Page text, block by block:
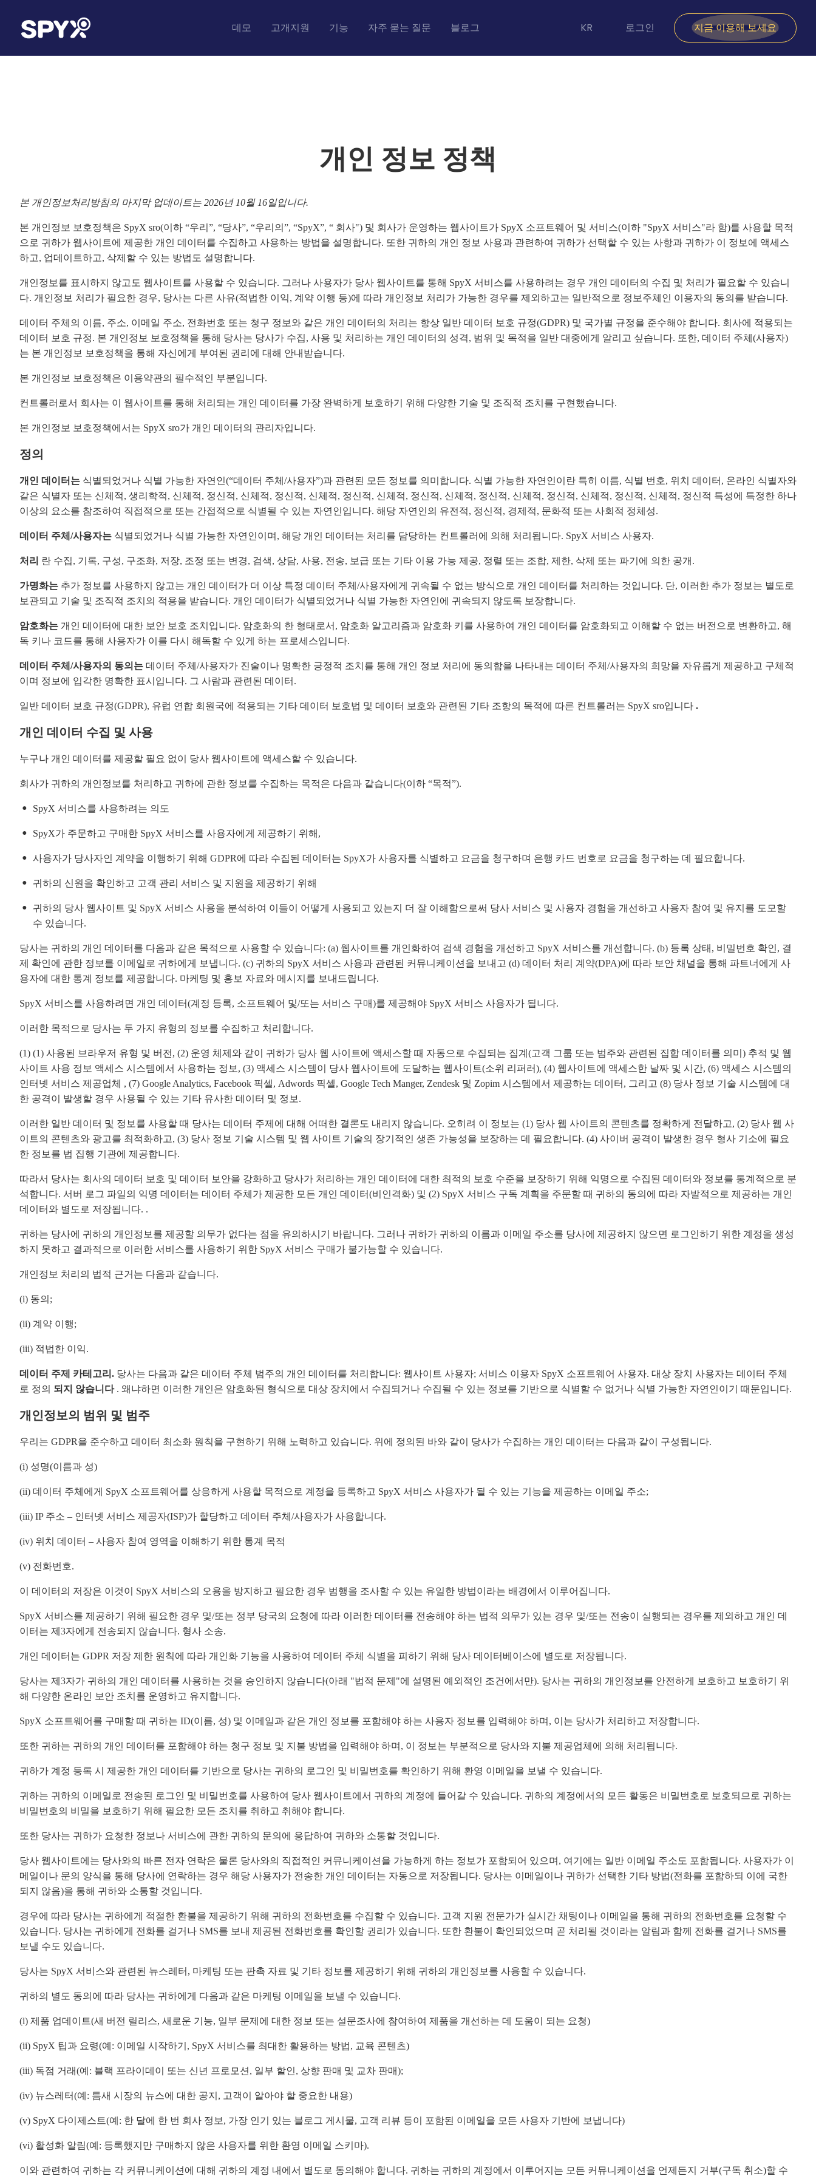
데모 고개지원 기능 자주 묻는 질문 블로그 KR 로그인 지금 이용해 보세요
개인 정보 정책
본 개인정보처리방침의 마지막 업데이트는 2026년 10월 16일입니다.
본 개인정보 보호정책은 SpyX sro(이하 “우리”, “당사”, “우리의”, “SpyX”, “ 회사") 및 회사가 운영하는 웹사이트가 SpyX 소프트웨어 및 서비스(이하 "SpyX 서비스"라 함)를 사용할 목적
으로 귀하가 웹사이트에 제공한 개인 데이터를 수집하고 사용하는 방법을 설명합니다. 또한 귀하의 개인 정보 사용과 관련하여 귀하가 선택할 수 있는 사항과 귀하가 이 정보에 액세스
하고, 업데이트하고, 삭제할 수 있는 방법도 설명합니다.
개인정보를 표시하지 않고도 웹사이트를 사용할 수 있습니다. 그러나 사용자가 당사 웹사이트를 통해 SpyX 서비스를 사용하려는 경우 개인 데이터의 수집 및 처리가 필요할 수 있습니
다. 개인정보 처리가 필요한 경우, 당사는 다른 사유(적법한 이익, 계약 이행 등)에 따라 개인정보 처리가 가능한 경우를 제외하고는 일반적으로 정보주체인 이용자의 동의를 받습니다.
데이터 주체의 이름, 주소, 이메일 주소, 전화번호 또는 청구 정보와 같은 개인 데이터의 처리는 항상 일반 데이터 보호 규정(GDPR) 및 국가별 규정을 준수해야 합니다. 회사에 적용되는
데이터 보호 규정. 본 개인정보 보호정책을 통해 당사는 당사가 수집, 사용 및 처리하는 개인 데이터의 성격, 범위 및 목적을 일반 대중에게 알리고 싶습니다. 또한, 데이터 주체(사용자)
는 본 개인정보 보호정책을 통해 자신에게 부여된 권리에 대해 안내받습니다.
본 개인정보 보호정책은 이용약관의 필수적인 부분입니다.
컨트롤러로서 회사는 이 웹사이트를 통해 처리되는 개인 데이터를 가장 완벽하게 보호하기 위해 다양한 기술 및 조직적 조치를 구현했습니다.
본 개인정보 보호정책에서는 SpyX sro가 개인 데이터의 관리자입니다.
정의
개인 데이터는 식별되었거나 식별 가능한 자연인(“데이터 주체/사용자”)과 관련된 모든 정보를 의미합니다. 식별 가능한 자연인이란 특히 이름, 식별 번호, 위치 데이터, 온라인 식별자와
같은 식별자 또는 신체적, 생리학적, 신체적, 정신적, 신체적, 정신적, 신체적, 정신적, 신체적, 정신적, 신체적, 정신적, 신체적, 정신적, 신체적, 정신적, 신체적, 정신적 특성에 특정한 하나
이상의 요소를 참조하여 직접적으로 또는 간접적으로 식별될 수 있는 자연인입니다. 해당 자연인의 유전적, 정신적, 경제적, 문화적 또는 사회적 정체성.
데이터 주체/사용자는 식별되었거나 식별 가능한 자연인이며, 해당 개인 데이터는 처리를 담당하는 컨트롤러에 의해 처리됩니다. SpyX 서비스 사용자.
처리 란 수집, 기록, 구성, 구조화, 저장, 조정 또는 변경, 검색, 상담, 사용, 전송, 보급 또는 기타 이용 가능 제공, 정렬 또는 조합, 제한, 삭제 또는 파기에 의한 공개.
가명화는 추가 정보를 사용하지 않고는 개인 데이터가 더 이상 특정 데이터 주체/사용자에게 귀속될 수 없는 방식으로 개인 데이터를 처리하는 것입니다. 단, 이러한 추가 정보는 별도로
보관되고 기술 및 조직적 조치의 적용을 받습니다. 개인 데이터가 식별되었거나 식별 가능한 자연인에 귀속되지 않도록 보장합니다.
암호화는 개인 데이터에 대한 보안 보호 조치입니다. 암호화의 한 형태로서, 암호화 알고리즘과 암호화 키를 사용하여 개인 데이터를 암호화되고 이해할 수 없는 버전으로 변환하고, 해
독 키나 코드를 통해 사용자가 이를 다시 해독할 수 있게 하는 프로세스입니다.
데이터 주체/사용자의 동의는 데이터 주체/사용자가 진술이나 명확한 긍정적 조치를 통해 개인 정보 처리에 동의함을 나타내는 데이터 주체/사용자의 희망을 자유롭게 제공하고 구체적
이며 정보에 입각한 명확한 표시입니다. 그 사람과 관련된 데이터.
일반 데이터 보호 규정(GDPR), 유럽 연합 회원국에 적용되는 기타 데이터 보호법 및 데이터 보호와 관련된 기타 조항의 목적에 따른 컨트롤러는 SpyX sro입니다 .
개인 데이터 수집 및 사용
누구나 개인 데이터를 제공할 필요 없이 당사 웹사이트에 액세스할 수 있습니다.
회사가 귀하의 개인정보를 처리하고 귀하에 관한 정보를 수집하는 목적은 다음과 같습니다(이하 “목적”).
SpyX 서비스를 사용하려는 의도
SpyX가 주문하고 구매한 SpyX 서비스를 사용자에게 제공하기 위해,
사용자가 당사자인 계약을 이행하기 위해 GDPR에 따라 수집된 데이터는 SpyX가 사용자를 식별하고 요금을 청구하며 은행 카드 번호로 요금을 청구하는 데 필요합니다.
귀하의 신원을 확인하고 고객 관리 서비스 및 지원을 제공하기 위해
귀하의 당사 웹사이트 및 SpyX 서비스 사용을 분석하여 이들이 어떻게 사용되고 있는지 더 잘 이해함으로써 당사 서비스 및 사용자 경험을 개선하고 사용자 참여 및 유지를 도모할
수 있습니다.
당사는 귀하의 개인 데이터를 다음과 같은 목적으로 사용할 수 있습니다: (a) 웹사이트를 개인화하여 검색 경험을 개선하고 SpyX 서비스를 개선합니다. (b) 등록 상태, 비밀번호 확인, 결
제 확인에 관한 정보를 이메일로 귀하에게 보냅니다. (c) 귀하의 SpyX 서비스 사용과 관련된 커뮤니케이션을 보내고 (d) 데이터 처리 계약(DPA)에 따라 보안 채널을 통해 파트너에게 사
용자에 대한 통계 정보를 제공합니다. 마케팅 및 홍보 자료와 메시지를 보내드립니다.
SpyX 서비스를 사용하려면 개인 데이터(계정 등록, 소프트웨어 및/또는 서비스 구매)를 제공해야 SpyX 서비스 사용자가 됩니다.
이러한 목적으로 당사는 두 가지 유형의 정보를 수집하고 처리합니다.
(1) (1) 사용된 브라우저 유형 및 버전, (2) 운영 체제와 같이 귀하가 당사 웹 사이트에 액세스할 때 자동으로 수집되는 집계(고객 그룹 또는 범주와 관련된 집합 데이터를 의미) 추적 및 웹
사이트 사용 정보 액세스 시스템에서 사용하는 정보, (3) 액세스 시스템이 당사 웹사이트에 도달하는 웹사이트(소위 리퍼러), (4) 웹사이트에 액세스한 날짜 및 시간, (6) 액세스 시스템의
인터넷 서비스 제공업체 , (7) Google Analytics, Facebook 픽셀, Adwords 픽셀, Google Tech Manger, Zendesk 및 Zopim 시스템에서 제공하는 데이터, 그리고 (8) 당사 정보 기술 시스템에 대
한 공격이 발생할 경우 사용될 수 있는 기타 유사한 데이터 및 정보.
이러한 일반 데이터 및 정보를 사용할 때 당사는 데이터 주제에 대해 어떠한 결론도 내리지 않습니다. 오히려 이 정보는 (1) 당사 웹 사이트의 콘텐츠를 정확하게 전달하고, (2) 당사 웹 사
이트의 콘텐츠와 광고를 최적화하고, (3) 당사 정보 기술 시스템 및 웹 사이트 기술의 장기적인 생존 가능성을 보장하는 데 필요합니다. (4) 사이버 공격이 발생한 경우 형사 기소에 필요
한 정보를 법 집행 기관에 제공합니다.
따라서 당사는 회사의 데이터 보호 및 데이터 보안을 강화하고 당사가 처리하는 개인 데이터에 대한 최적의 보호 수준을 보장하기 위해 익명으로 수집된 데이터와 정보를 통계적으로 분
석합니다. 서버 로그 파일의 익명 데이터는 데이터 주체가 제공한 모든 개인 데이터(비인격화) 및 (2) SpyX 서비스 구독 계획을 주문할 때 귀하의 동의에 따라 자발적으로 제공하는 개인
데이터와 별도로 저장됩니다. .
귀하는 당사에 귀하의 개인정보를 제공할 의무가 없다는 점을 유의하시기 바랍니다. 그러나 귀하가 귀하의 이름과 이메일 주소를 당사에 제공하지 않으면 로그인하기 위한 계정을 생성
하지 못하고 결과적으로 이러한 서비스를 사용하기 위한 SpyX 서비스 구매가 불가능할 수 있습니다.
개인정보 처리의 법적 근거는 다음과 같습니다.
(i) 동의;
(ii) 계약 이행;
(iii) 적법한 이익.
데이터 주제 카테고리. 당사는 다음과 같은 데이터 주체 범주의 개인 데이터를 처리합니다: 웹사이트 사용자; 서비스 이용자 SpyX 소프트웨어 사용자. 대상 장치 사용자는 데이터 주체
로 정의 되지 않습니다. 왜냐하면 이러한 개인은 암호화된 형식으로 대상 장치에서 수집되거나 수집될 수 있는 정보를 기반으로 식별할 수 없거나 식별 가능한 자연인이기 때문입니다.
개인정보의 범위 및 범주
우리는 GDPR을 준수하고 데이터 최소화 원칙을 구현하기 위해 노력하고 있습니다. 위에 정의된 바와 같이 당사가 수집하는 개인 데이터는 다음과 같이 구성됩니다.
(i) 성명(이름과 성)
(ii) 데이터 주체에게 SpyX 소프트웨어를 상응하게 사용할 목적으로 계정을 등록하고 SpyX 서비스 사용자가 될 수 있는 기능을 제공하는 이메일 주소;
(iii) IP 주소 – 인터넷 서비스 제공자(ISP)가 할당하고 데이터 주체/사용자가 사용합니다.
(iv) 위치 데이터 – 사용자 참여 영역을 이해하기 위한 통계 목적
(v) 전화번호.
이 데이터의 저장은 이것이 SpyX 서비스의 오용을 방지하고 필요한 경우 범행을 조사할 수 있는 유일한 방법이라는 배경에서 이루어집니다.
SpyX 서비스를 제공하기 위해 필요한 경우 및/또는 정부 당국의 요청에 따라 이러한 데이터를 전송해야 하는 법적 의무가 있는 경우 및/또는 전송이 실행되는 경우를 제외하고 개인 데
이터는 제3자에게 전송되지 않습니다. 형사 소송.
개인 데이터는 GDPR 저장 제한 원칙에 따라 개인화 기능을 사용하여 데이터 주체 식별을 피하기 위해 당사 데이터베이스에 별도로 저장됩니다.
당사는 제3자가 귀하의 개인 데이터를 사용하는 것을 승인하지 않습니다(아래 "법적 문제"에 설명된 예외적인 조건에서만). 당사는 귀하의 개인정보를 안전하게 보호하고 보호하기 위
해 다양한 온라인 보안 조치를 운영하고 유지합니다.
SpyX 소프트웨어를 구매할 때 귀하는 ID(이름, 성) 및 이메일과 같은 개인 정보를 포함해야 하는 사용자 정보를 입력해야 하며, 이는 당사가 처리하고 저장합니다.
또한 귀하는 귀하의 개인 데이터를 포함해야 하는 청구 정보 및 지불 방법을 입력해야 하며, 이 정보는 부분적으로 당사와 지불 제공업체에 의해 처리됩니다.
귀하가 계정 등록 시 제공한 개인 데이터를 기반으로 당사는 귀하의 로그인 및 비밀번호를 확인하기 위해 환영 이메일을 보낼 수 있습니다.
귀하는 귀하의 이메일로 전송된 로그인 및 비밀번호를 사용하여 당사 웹사이트에서 귀하의 계정에 들어갈 수 있습니다. 귀하의 계정에서의 모든 활동은 비밀번호로 보호되므로 귀하는
비밀번호의 비밀을 보호하기 위해 필요한 모든 조치를 취하고 취해야 합니다.
또한 당사는 귀하가 요청한 정보나 서비스에 관한 귀하의 문의에 응답하여 귀하와 소통할 것입니다.
당사 웹사이트에는 당사와의 빠른 전자 연락은 물론 당사와의 직접적인 커뮤니케이션을 가능하게 하는 정보가 포함되어 있으며, 여기에는 일반 이메일 주소도 포함됩니다. 사용자가 이
메일이나 문의 양식을 통해 당사에 연락하는 경우 해당 사용자가 전송한 개인 데이터는 자동으로 저장됩니다. 당사는 이메일이나 귀하가 선택한 기타 방법(전화를 포함하되 이에 국한
되지 않음)을 통해 귀하와 소통할 것입니다.
경우에 따라 당사는 귀하에게 적절한 환불을 제공하기 위해 귀하의 전화번호를 수집할 수 있습니다. 고객 지원 전문가가 실시간 채팅이나 이메일을 통해 귀하의 전화번호를 요청할 수
있습니다. 당사는 귀하에게 전화를 걸거나 SMS를 보내 제공된 전화번호를 확인할 권리가 있습니다. 또한 환불이 확인되었으며 곧 처리될 것이라는 알림과 함께 전화를 걸거나 SMS를
보낼 수도 있습니다.
당사는 SpyX 서비스와 관련된 뉴스레터, 마케팅 또는 판촉 자료 및 기타 정보를 제공하기 위해 귀하의 개인정보를 사용할 수 있습니다.
귀하의 별도 동의에 따라 당사는 귀하에게 다음과 같은 마케팅 이메일을 보낼 수 있습니다.
(i) 제품 업데이트(새 버전 릴리스, 새로운 기능, 일부 문제에 대한 정보 또는 설문조사에 참여하여 제품을 개선하는 데 도움이 되는 요청)
(ii) SpyX 팁과 요령(예: 이메일 시작하기, SpyX 서비스를 최대한 활용하는 방법, 교육 콘텐츠)
(iii) 독점 거래(예: 블랙 프라이데이 또는 신년 프로모션, 일부 할인, 상향 판매 및 교차 판매);
(iv) 뉴스레터(예: 틈새 시장의 뉴스에 대한 공지, 고객이 알아야 할 중요한 내용)
(v) SpyX 다이제스트(예: 한 달에 한 번 회사 정보, 가장 인기 있는 블로그 게시물, 고객 리뷰 등이 포함된 이메일을 모든 사용자 기반에 보냅니다)
(vi) 활성화 알림(예: 등록했지만 구매하지 않은 사용자를 위한 환영 이메일 스키마).
이와 관련하여 귀하는 각 커뮤니케이션에 대해 귀하의 계정 내에서 별도로 동의해야 합니다. 귀하는 귀하의 계정에서 이루어지는 모든 커뮤니케이션을 언제든지 거부(구독 취소)할 수